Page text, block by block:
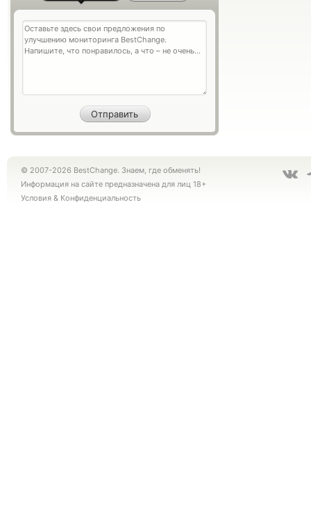
© 2007-2026 BestChange. Знаем, где обменять!
Информация на сайте предназначена для лиц 18+
Условия & Конфиденциальность